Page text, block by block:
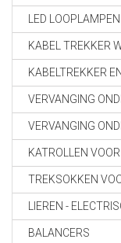
LED LOOPLAMPEN
KABEL TREKKER
KABELTREKKER
VERVANGING
VERVANGING
KATROLLEN
TREKSOKKEN
LIEREN -
BALANCERS